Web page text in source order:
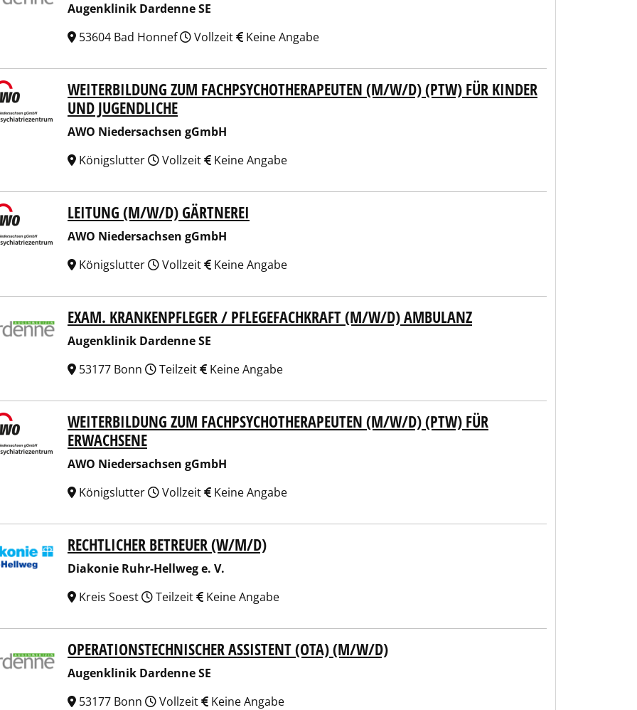
Augenklinik Dardenne SE
53604 Bad Honnef
Vollzeit Keine Angabe
Niedersachsen gGmbHWEITERBILDUNG ZUM FACHPSYCHOTHERAPEUTEN (M/W/D) (PTW) FÜR KINDER
UND JUGENDLICHE
AWO Niedersachsen gGmbH
Königslutter
Vollzeit Keine Angabe
Niedersachsen gGmbHLEITUNG (M/W/D) GÄRTNEREI
AWO Niedersachsen gGmbH
Königslutter
Vollzeit Keine Angabe
Dardenne SEEXAM. KRANKENPFLEGER / PFLEGEFACHKRAFT (M/W/D) AMBULANZ
Augenklinik Dardenne SE
53177 Bonn
Teilzeit Keine Angabe
Niedersachsen gGmbHWEITERBILDUNG ZUM FACHPSYCHOTHERAPEUTEN (M/W/D) (PTW) FÜR
ERWACHSENE
AWO Niedersachsen gGmbH
Königslutter
Vollzeit Keine Angabe
Ruhr-Hellweg e. V.
RECHTLICHER BETREUER (W/M/D)
Diakonie Ruhr-Hellweg e. V.
Kreis Soest
Teilzeit Keine Angabe
Dardenne SE
OPERATIONSTECHNISCHER ASSISTENT (OTA) (M/W/D)
Augenklinik Dardenne SE
53177 Bonn
Vollzeit Keine Angabe